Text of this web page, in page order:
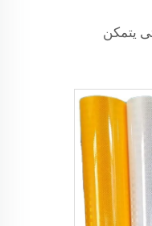
يتمكن